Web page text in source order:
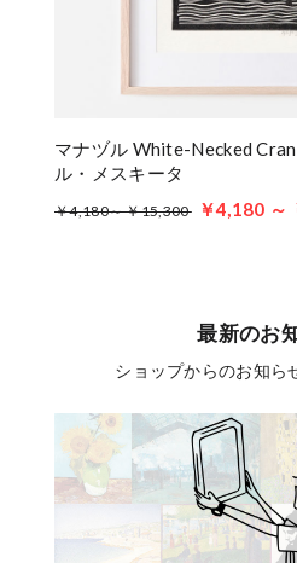
マナヅル White-Necked
ル・メスキータ
￥4,180～ ￥15,300 ￥4,180 ～
最新のお
ショップからのお知ら